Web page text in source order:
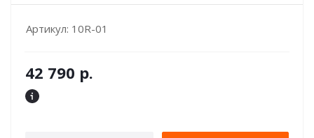
Артикул: 10R-01
42 790 р.